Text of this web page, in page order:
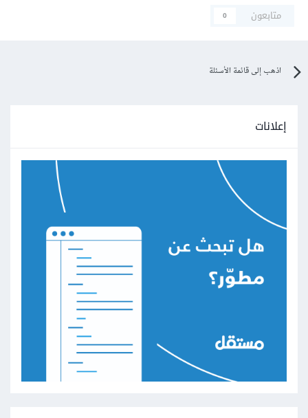
متابعون
0
اذهب إلى قائمة الأسئلة
إعلانات